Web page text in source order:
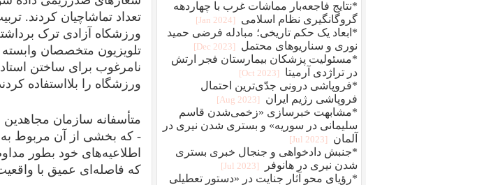
تعداد تماشاچیان کردند.
ورزشکاه آزادی ترک
تلویزیون متخصصان
ورزشگاه را بلااستفاده
متأسفانه سازمان
- که بخشی از آن مربوط به
اطلاعیه‌های خود بطور
که فاصله‌‌ای عمیق با
*نتایج فاجعه‌بار مماشات غرب با چهاردهه
گروگانگیری نظام اسلامی
[2024 Jan]
*ابعاد یک حکم تاریخی؛ مبادله فرضی حمید
نوری و سناریوهای محتمل
[2023 Dec]
*مسئولیت پزشکان بیمارستان فجر ارتش
در تراژدی آرمیتا
[2023 Oct]
*فروپاشی درونی جدّی‌ترین احتمال
فروپاشی رژیم ایران
[2023 Aug]
*مشابهت خبرسازی «زخمی‌شدن قاسم
سلیمانی در سوریه» و بستری شدن نیری در
آلمان
[2023 Jul]
*جنبش دادخواهی و جنجال خبری بستری
شدن نیری در هانوفر
[2023 Jul]
*رؤیای محو آثار جنایت در «دستور تعطیلی